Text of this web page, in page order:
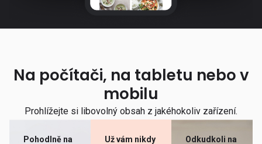
Na počítači, na tabletu nebo v
mobilu
Prohlížejte si libovolný obsah z jakéhokoliv zařízení.
Pohodlně na
Už vám nikdy
Odkudkoli na